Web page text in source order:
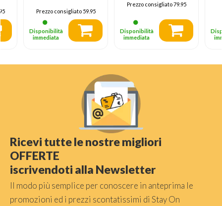
Prezzo consigliato59.95
Disponibilità
immediata
Prezzo consigliato79.95
Disponibilità
immediata
Ricevi tutte le nostre migliori
OFFERTE
iscrivendoti alla Newsletter
Il modo più semplice per conoscere in anteprima le
promozioni ed i prezzi scontatissimi di Stay On